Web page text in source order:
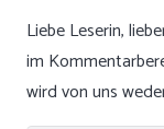
Liebe Leserin,
im
wird von uns